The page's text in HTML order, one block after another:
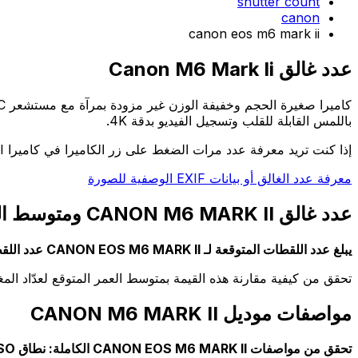
canon
canon eos m6 mark ii
عدد غالق Canon M6 Mark Ii
باللمس القابلة للقلب وتسجيل الفيديو بدقة 4K.
إذا كنت تريد معرفة عدد مرات الضغط على زر الكاميرا في كاميرا CANON M6 MARK II الخاصة بك، فانتقل إلى الصفحة الرئيسية.
معرفة عدد الغالق أو بيانات EXIF الوصفية للصورة
عدد غالق CANON M6 MARK II ومتوسط العمر المتوقع له
يبلغ عدد اللقطات المتوقعة لـ CANON EOS M6 MARK II عدد اللقطات المتوقعة: 100000 اللقطات
تحقق من كيفية مقارنة هذه القيمة بمتوسط العمر المتوقع لعدّاد
مواصفات موديل CANON M6 MARK II
تحقق من مواصفات CANON EOS M6 MARK II الكاملة: نطاق ISO، الدقة، عمر البطارية، إلخ.